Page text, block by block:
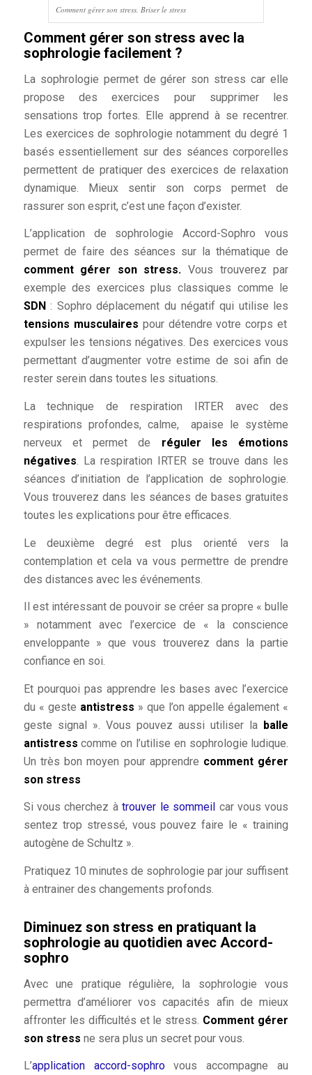
Comment gérer son stress. Briser le stress
Comment gérer son stress avec la
sophrologie facilement ?
La sophrologie permet de gérer son stress car elle
propose des exercices pour supprimer les
sensations trop fortes. Elle apprend à se recentrer.
Les exercices de sophrologie notamment du degré 1
basés essentiellement sur des séances corporelles
permettent de pratiquer des exercices de relaxation
dynamique. Mieux sentir son corps permet de
rassurer son esprit, c’est une façon d’exister.
L’application de sophrologie Accord-Sophro vous
permet de faire des séances sur la thématique de
comment gérer son stress. Vous trouverez par
exemple des exercices plus classiques comme le
SDN : Sophro déplacement du négatif qui utilise les
tensions musculaires pour détendre votre corps et
expulser les tensions négatives. Des exercices vous
permettant d’augmenter votre estime de soi afin de
rester serein dans toutes les situations.
La technique de respiration IRTER avec des
respirations profondes, calme, apaise le système
nerveux et permet de réguler les émotions
négatives. La respiration IRTER se trouve dans les
séances d’initiation de l’application de sophrologie.
Vous trouverez dans les séances de bases gratuites
toutes les explications pour être efficaces.
Le deuxième degré est plus orienté vers la
contemplation et cela va vous permettre de prendre
des distances avec les événements.
Il est intéressant de pouvoir se créer sa propre « bulle
» notamment avec l’exercice de « la conscience
enveloppante » que vous trouverez dans la partie
confiance en soi.
Et pourquoi pas apprendre les bases avec l’exercice
du « geste antistress » que l’on appelle également «
geste signal ». Vous pouvez aussi utiliser la balle
antistress comme on l’utilise en sophrologie ludique.
Un très bon moyen pour apprendre comment gérer
son stress
Si vous cherchez àtrouver le sommeil car vous vous
sentez trop stressé, vous pouvez faire le « training
autogène de Schultz ».
Pratiquez 10 minutes de sophrologie par jour suffisent
à entrainer des changements profonds.
Diminuez son stress en pratiquant la
sophrologie au quotidien avec Accord-
sophro
Avec une pratique régulière, la sophrologie vous
permettra d’améliorer vos capacités afin de mieux
affronter les difficultés et le stress. Comment gérer
son stress ne sera plus un secret pour vous.
L’application accord-sophrovous accompagne au